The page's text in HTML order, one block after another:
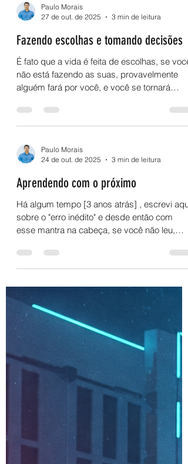
Paulo Morais
3 min de leitura
Fazendo escolhas e tomando decisões
É fato que a vida é feita de escolhas, se você
alguém fará por você, e você se tornará
coadjuvante em sua própria vida.
Paulo Morais
Aprendendo com o próximo
Há algum tempo [3 anos atrás] , escrevi aqui
esse mantra na cabeça, se você não leu,
acesse aqui ( Erro Inédito ). É algo importante
em uma jornada, mas ampliando o conceito
que escrevi lá atrás, não se limita apenas a
aprender com o seu próprio erro, mas sim,
usar o que já deu errado para outras
pessoas e não limitado às pessoas apenas,
para tal vou abrir aqui 4 fontes para aplicar o
conceito de "Aprendendo com o próximo":
Colegas : A